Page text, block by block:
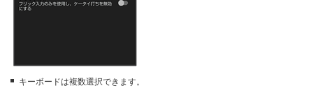
キーボードは複数選択できます。